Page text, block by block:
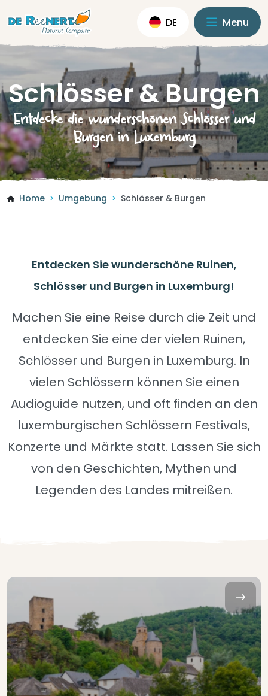
DE Menu
Schlösser & Burgen
Entdecke die wunderschönen Schlösser und
Burgen in Luxemburg
Home > Umgebung > Schlösser & Burgen
Entdecken Sie wunderschöne Ruinen,
Schlösser und Burgen in Luxemburg!
Machen Sie eine Reise durch die Zeit und
entdecken Sie eine der vielen Ruinen,
Schlösser und Burgen in Luxemburg. In
vielen Schlössern können Sie einen
Audioguide nutzen, und oft finden an den
luxemburgischen Schlössern Festivals,
Konzerte und Märkte statt. Lassen Sie sich
von den Geschichten, Mythen und
Legenden des Landes mitreißen.